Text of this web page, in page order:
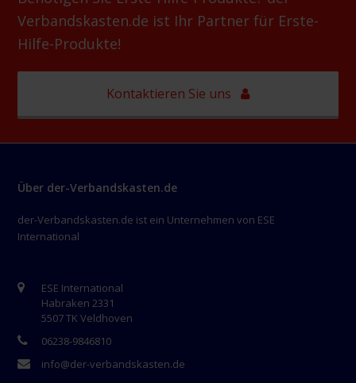
Verbandskasten.de ist Ihr Partner für Erste-
Hilfe-Produkte!
Kontaktieren Sie uns
Über der-Verbandskasten.de
der-Verbandskasten.de ist ein Unternehmen von ESE
International
ESE International
Habraken 2331
5507 TK Veldhoven
06238-9846810
info@der-verbandskasten.de